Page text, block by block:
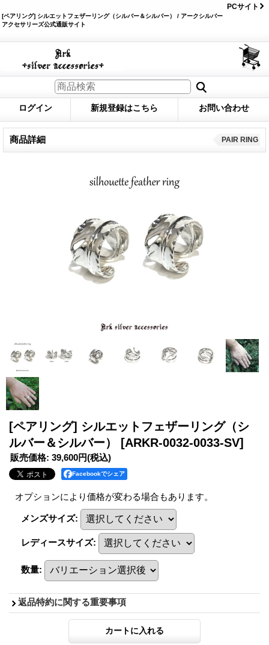
[ペアリング] シルエットフェザーリング（シルバー＆シルバー） / アークシルバー
アクセサリーズ公式通販サイト
PCサイト
ログイン 新規登録はこちら お問い合わせ
商品詳細 PAIR RING
[ペアリング] シルエットフェザーリング（シ
ルバー＆シルバー）
[ARKR-0032-0033-SV]
販売価格: 39,600円(税込)
Facebookでシェア
オプションにより価格が変わる場合もあります。
メンズサイズ:
レディースサイズ:
数量:
返品特約に関する重要事項